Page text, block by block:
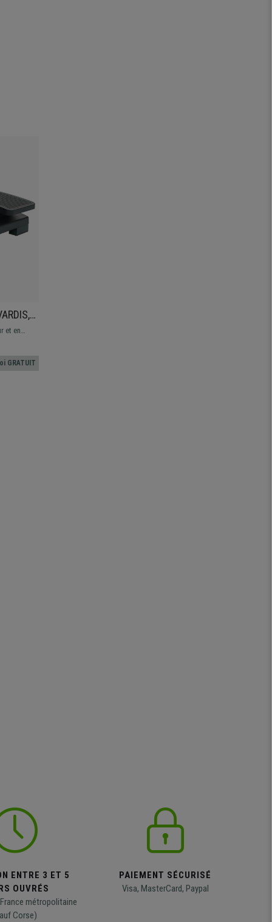
et en
!
GRATUIT
ENTRE 3 ET 5
OUVRÉS
métropolitaine
Corse)
PAIEMENT SÉCURISÉ
Visa, MasterCard, Paypal